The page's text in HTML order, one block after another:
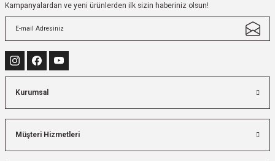
Kampanyalardan ve yeni ürünlerden ilk sizin haberiniz olsun!
Kurumsal
Müşteri Hizmetleri